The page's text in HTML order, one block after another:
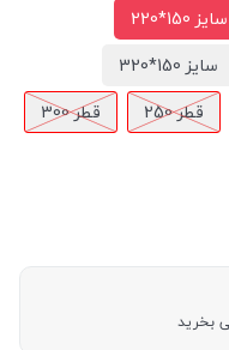
سایز 150*220
سایز 150*320
قطر 250 قطر 300